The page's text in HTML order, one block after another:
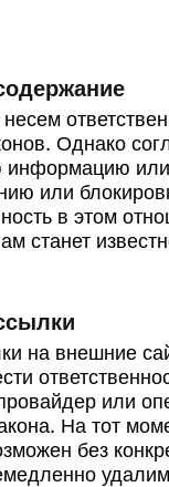
Однако
или
или
в этом
станет
на внешние
или
На тот
без